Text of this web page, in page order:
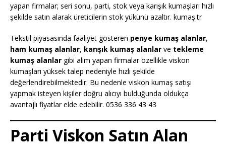
yapan firmalar; seri sonu, parti, stok veya karışık kumaşları hızlı
şekilde satın alarak üreticilerin stok yükünü azaltır. kumaş.tr
Tekstil piyasasında faaliyet gösteren penye kumaş alanlar,
ham kumaş alanlar, karışık kumaş alanlar ve tekleme
kumaş alanlar gibi alım yapan firmalar özellikle viskon
kumaşları yüksek talep nedeniyle hızlı şekilde
değerlendirebilmektedir. Bu nedenle viskon kumaş satışı
yapmak isteyen kişiler doğru alıcıyı bulduğunda oldukça
avantajlı fiyatlar elde edebilir. 0536 336 43 43
Parti Viskon Satın Alan